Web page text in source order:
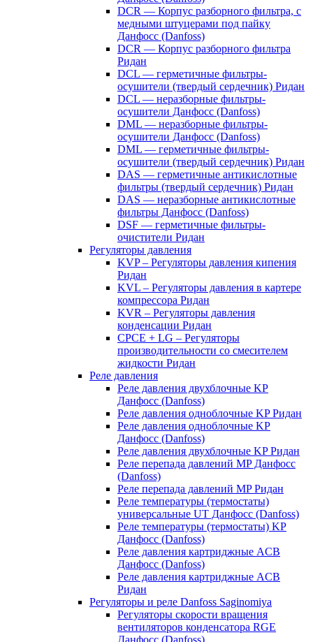
DCR — Корпус разборного фильтра, с
медными штуцерами под пайку
Данфосс (Danfoss)
DCR — Корпус разборного фильтра
Ридан
DCL — герметичные фильтры-
осушители (твердый сердечник) Ридан
DCL — неразборные фильтры-
осушители Данфосс (Danfoss)
DML — неразборные фильтры-
осушители Данфосс (Danfoss)
DML — герметичные фильтры-
осушители (твердый сердечник) Ридан
DAS — герметичные антикислотные
фильтры (твердый сердечник) Ридан
DAS — неразборные антикислотные
фильтры Данфосс (Danfoss)
DSF — герметичные фильтры-
очистители Ридан
Регуляторы давления
KVP – Регуляторы давления кипения
Ридан
KVL – Регуляторы давления в картере
компрессора Ридан
KVR – Регуляторы давления
конденсации Ридан
CPCE + LG – Регуляторы
производительности со смесителем
жидкости Ридан
Реле давления
Реле давления двухблочные KP
Данфосс (Danfoss)
Реле давления одноблочные KP Ридан
Реле давления одноблочные KP
Данфосс (Danfoss)
Реле давления двухблочные KP Ридан
Реле перепада давлений MP Данфосс
(Danfoss)
Реле перепада давлений MP Ридан
Реле температуры (термостаты)
универсальные UT Данфосс (Danfoss)
Реле температуры (термостаты) KP
Данфосс (Danfoss)
Реле давления картриджные ACB
Данфосс (Danfoss)
Реле давления картриджные ACB
Ридан
Регуляторы и реле Danfoss Saginomiya
Регуляторы скорости вращения
вентиляторов конденсатора RGE
Данфосс (Danfoss)